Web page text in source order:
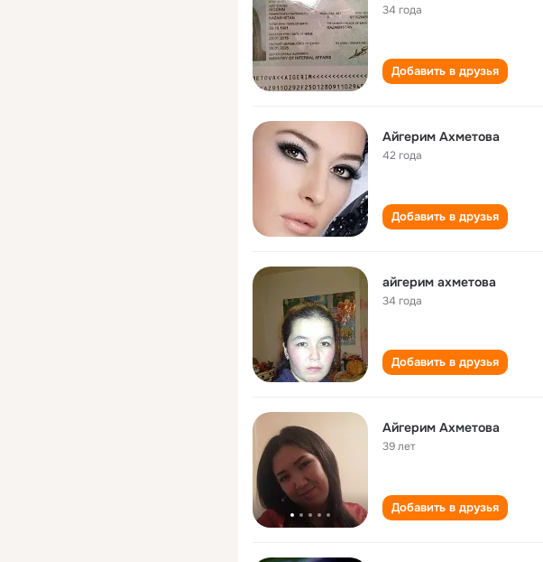
34 года
Добавить в друзья
Айгерим Ахметова
42 года
Добавить в друзья
айгерим ахметова
34 года
Добавить в друзья
Айгерим Ахметова
39 лет
Добавить в друзья